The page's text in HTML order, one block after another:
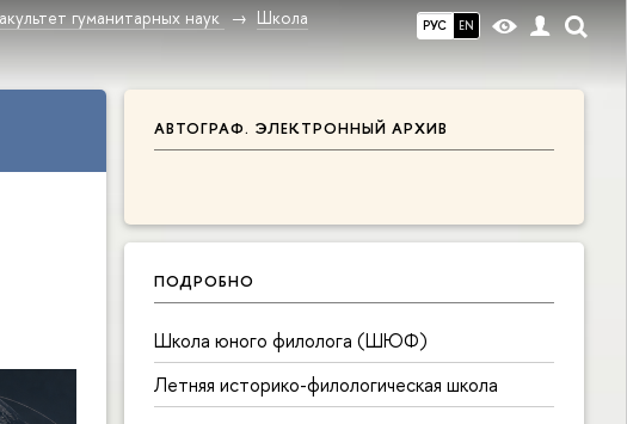
РУС EN
гуманитарных наук
Школа
АВТОГРАФ. ЭЛЕКТРОННЫЙ АРХИВ
ПОДРОБНО
Школа юного филолога (ШЮФ)
Летняя историко-филологическая школа